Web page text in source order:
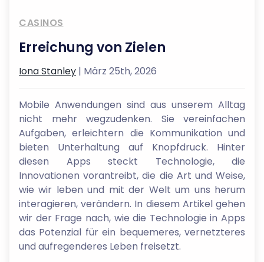
CASINOS
Erreichung von Zielen
Iona Stanley | März 25th, 2026
Mobile Anwendungen sind aus unserem Alltag
nicht mehr wegzudenken. Sie vereinfachen
Aufgaben, erleichtern die Kommunikation und
bieten Unterhaltung auf Knopfdruck. Hinter
diesen Apps steckt Technologie, die
Innovationen vorantreibt, die die Art und Weise,
wie wir leben und mit der Welt um uns herum
interagieren, verändern. In diesem Artikel gehen
wir der Frage nach, wie die Technologie in Apps
das Potenzial für ein bequemeres, vernetzteres
und aufregenderes Leben freisetzt.